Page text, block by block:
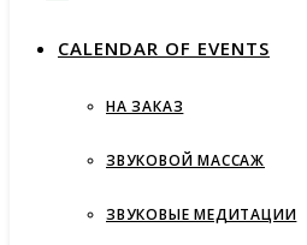
СALENDAR OF EVENTS
НА ЗАКАЗ
ЗВУКОВОЙ МАССАЖ
ЗВУКОВЫЕ МЕДИТАЦИИ